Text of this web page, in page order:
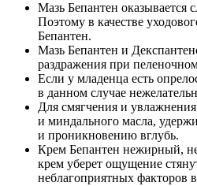
Мазь Бепантен оказывается
Поэтому в качестве
Бепантен.
Мазь Бепантен и
раздражения при
Если у младенца есть
в данном случае
Для смягчения и
и миндального масла,
и проникновению вглубь.
Крем Бепантен нежирный, не
крем уберет ощущение
неблагоприятных факторов